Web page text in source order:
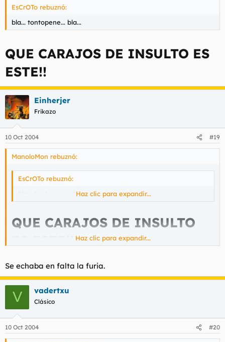
EsCrOTo rebuznó:
bla... tontopene... bla...
QUE CARAJOS DE INSULTO ES
ESTE!!
Einherjer
Frikazo
10 Oct 2004 #19
ManoloMon rebuznó:
EsCrOTo rebuznó:
bla... tontopene... bla...Haz clic para expandir...
QUE CARAJOS DE INSULTO
Haz clic para expandir...
Se echaba en falta la furia.
V vadertxu
Clásico
10 Oct 2004 #20